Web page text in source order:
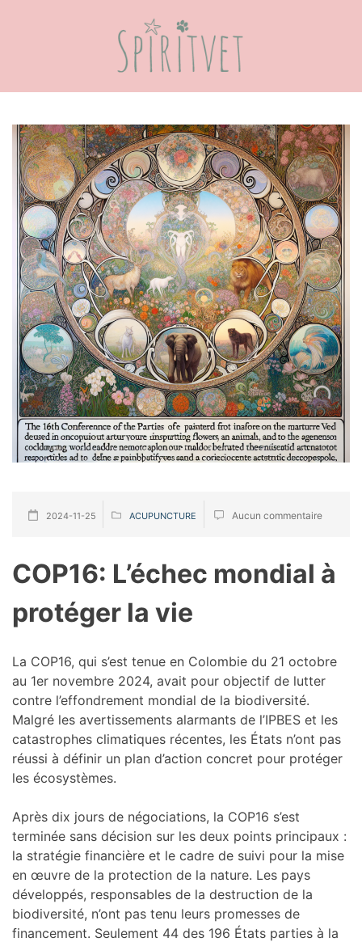
2024-11-25 ACUPUNCTURE Aucun commentaire
COP16: L’échec mondial à
protéger la vie
La COP16, qui s’est tenue en Colombie du 21 octobre
au 1er novembre 2024, avait pour objectif de lutter
contre l’effondrement mondial de la biodiversité.
Malgré les avertissements alarmants de l’IPBES et les
catastrophes climatiques récentes, les États n’ont pas
réussi à définir un plan d’action concret pour protéger
les écosystèmes.
Après dix jours de négociations, la COP16 s’est
terminée sans décision sur les deux points principaux :
la stratégie financière et le cadre de suivi pour la mise
en œuvre de la protection de la nature. Les pays
développés, responsables de la destruction de la
biodiversité, n’ont pas tenu leurs promesses de
financement. Seulement 44 des 196 États parties à la